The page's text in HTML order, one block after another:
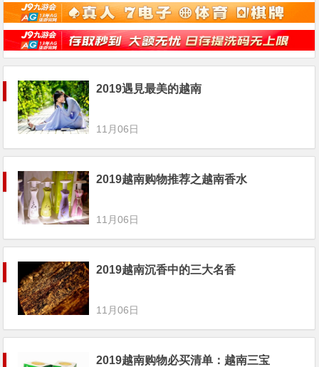
2019遇見最美的越南
11月06日
2019越南购物推荐之越南香水
11月06日
2019越南沉香中的三大名香
11月06日
2019越南购物必买清单：越南三宝